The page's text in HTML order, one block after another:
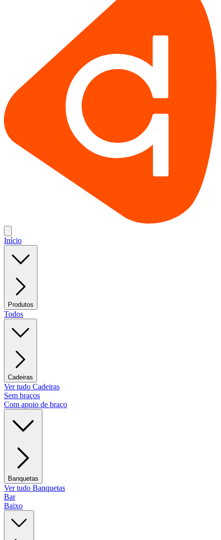
Início
Produtos
Todos
Cadeiras
Ver tudo Cadeiras
Sem braços
Com apoio de braço
Banquetas
Ver tudo Banquetas
Bar
Baixo